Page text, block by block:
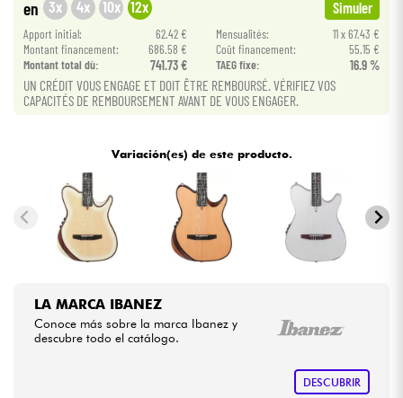
Ver nuestras marcas
en 3x 4x 10x 12x Simuler
Apport initial: 62.42 € Mensualités:
11 x 67.43 €
Montant financement:
686.58 € Coût financement:
55.15 €
Montant total dù:
741.73 € TAEG fixe: 16.9 %
UN CRÉDIT VOUS ENGAGE ET DOIT ÊTRE REMBOURSÉ. VÉRIFIEZ VOS
CAPACITÉS DE REMBOURSEMENT AVANT DE VOUS ENGAGER.
Variación(es) de este producto.
LA MARCA IBANEZ
Conoce más sobre la marca Ibanez y
descubre todo el catálogo.
DESCUBRIR